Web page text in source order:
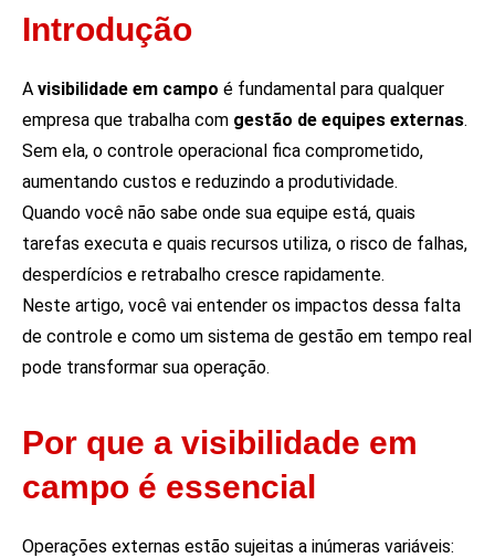
Introdução
A visibilidade em campo é fundamental para qualquer
empresa que trabalha com gestão de equipes externas.
Sem ela, o controle operacional fica comprometido,
aumentando custos e reduzindo a produtividade.
Quando você não sabe onde sua equipe está, quais
tarefas executa e quais recursos utiliza, o risco de falhas,
desperdícios e retrabalho cresce rapidamente.
Neste artigo, você vai entender os impactos dessa falta
de controle e como um sistema de gestão em tempo real
pode transformar sua operação.
Por que a visibilidade em
campo é essencial
Operações externas estão sujeitas a inúmeras variáveis: